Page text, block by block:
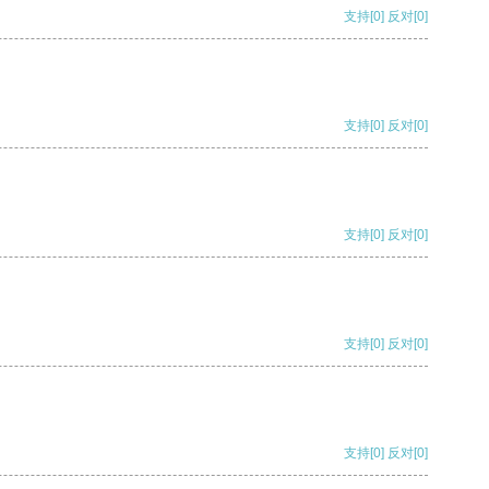
支持[0] 反对[0]
支持[0] 反对[0]
支持[0] 反对[0]
支持[0] 反对[0]
支持[0] 反对[0]